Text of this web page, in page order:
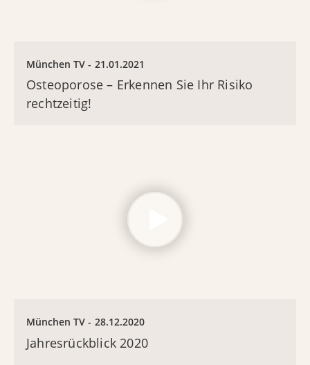
München TV 21.01.2021
Osteoporose – Erkennen Sie Ihr Risiko
rechtzeitig!
München TV 28.12.2020
Jahresrückblick 2020